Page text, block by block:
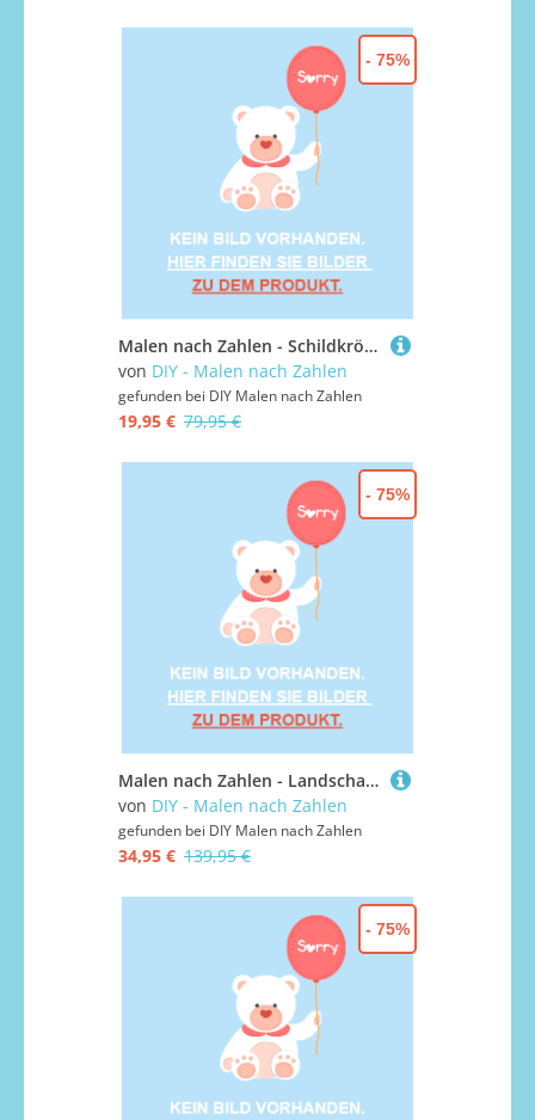
Malen nach Zahlen - Schildkröte unterwasser, ohne Rahmen
von DIY - Malen nach Zahlen
gefunden bei DIY Malen nach Zahlen
19,95 € 79,95 €
- 75%
Malen nach Zahlen - Landschaft Illustration 20, mit Rahmen
von DIY - Malen nach Zahlen
gefunden bei DIY Malen nach Zahlen
34,95 € 139,95 €
- 75%
- 75%